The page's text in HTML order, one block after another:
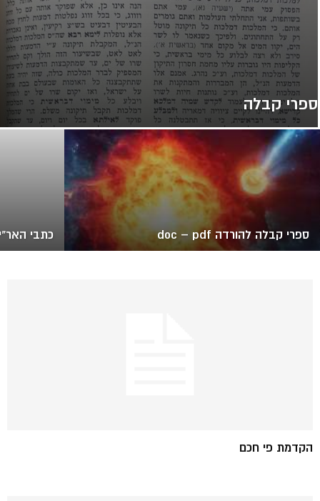
ספרי קבלה
ספרי קבלה להורדה doc – pdf כתבי
הקדמת פי חכם